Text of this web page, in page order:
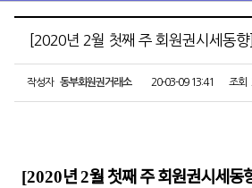
[2020년 2월 첫째 주 회원권시세동향]
작성자 동부회원권거래소 20-03-09 13:41 조회
[2020년2월 첫째 주 회원권시세동